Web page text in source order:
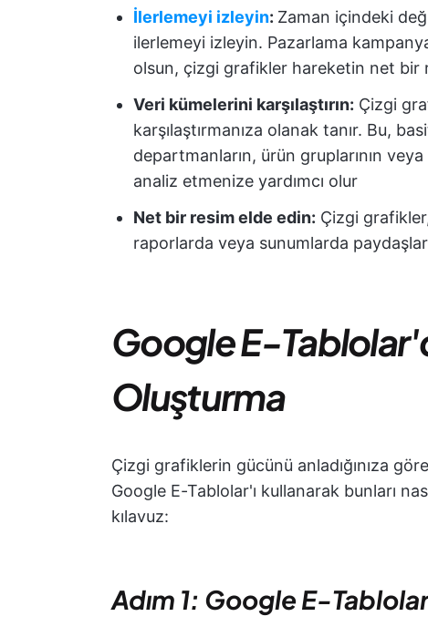
İlerlemeyi izleyin: Zaman içindeki
ilerlemeyi izleyin. Pazarlama
olsun, çizgi grafikler hareketin net bir
Veri kümelerini karşılaştırın: Çizgi
karşılaştırmanıza olanak tanır. Bu,
departmanların, ürün gruplarının
analiz etmenize yardımcı olur
Net bir resim elde edin: Çizgi
raporlarda veya sunumlarda
Google E-
Oluşturma
Çizgi grafiklerin gücünü anladığınıza
Google E-Tablolar'ı kullanarak bunları
kılavuz:
Adım 1: Google E-